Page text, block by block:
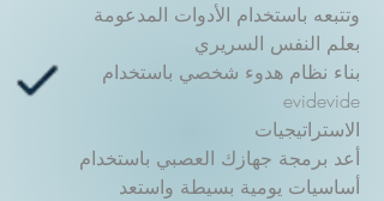
وتتبعه باستخدام الأدوات المدعومة
بعلم النفس السريري
بناء نظام هدوء شخصي باستخدام
evidevide
الاستراتيجيات
أعد برمجة جهازك العصبي باستخدام
أساسيات يومية بسيطة واستعد